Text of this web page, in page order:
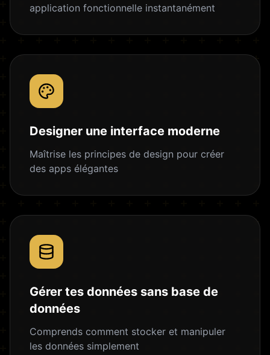
application fonctionnelle instantanément
Designer une interface moderne
Maîtrise les principes de design pour créer
des apps élégantes
Gérer tes données sans base de
données
Comprends comment stocker et manipuler
les données simplement